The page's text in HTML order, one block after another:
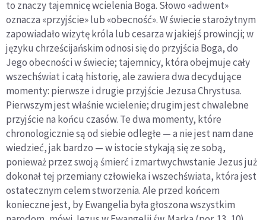
to znaczy tajemnicę wcielenia Boga. Słowo «adwent»
oznacza «przyjście» lub «obecność». W świecie starożytnym
zapowiadało wizytę króla lub cesarza w jakiejś prowincji; w
języku chrześcijańskim odnosi się do przyjścia Boga, do
Jego obecności w świecie; tajemnicy, która obejmuje cały
wszechświat i całą historię, ale zawiera dwa decydujące
momenty: pierwsze i drugie przyjście Jezusa Chrystusa.
Pierwszym jest właśnie wcielenie; drugim jest chwalebne
przyjście na końcu czasów. Te dwa momenty, które
chronologicznie są od siebie odległe — a nie jest nam dane
wiedzieć, jak bardzo — w istocie stykają się ze sobą,
ponieważ przez swoją śmierć i zmartwychwstanie Jezus już
dokonał tej przemiany człowieka i wszechświata, która jest
ostatecznym celem stworzenia. Ale przed końcem
konieczne jest, by Ewangelia była głoszona wszystkim